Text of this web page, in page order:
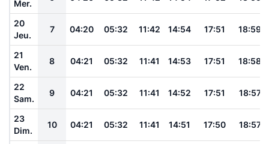
Mer.
20
Jeu.
7 04:20 05:32 11:42 14:54 17:51 18:59
21
Ven.
8 04:21 05:32 11:41 14:53 17:51 18:58
22
Sam.
9 04:21 05:32 11:41 14:52 17:51 18:57
23
Dim.
10 04:21 05:32 11:41 14:51 17:50 18:57